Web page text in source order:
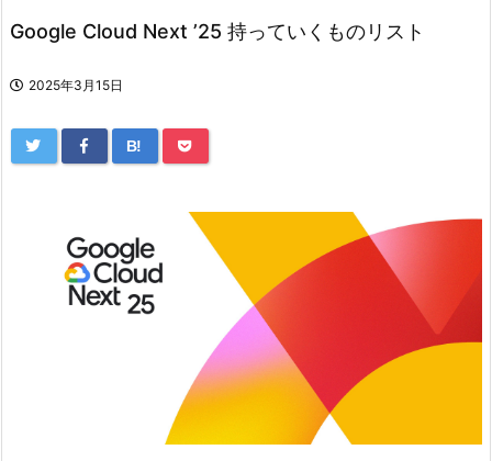
Google Cloud Next ’25 持っていくものリスト
2025年3月15日
B!